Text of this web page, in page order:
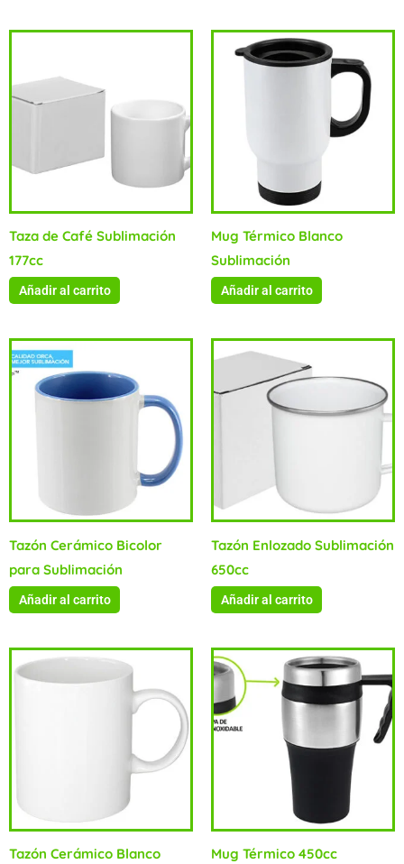
Taza de Café Sublimación
177cc
Añadir al carrito
Mug Térmico Blanco
Sublimación
Añadir al carrito
Tazón Cerámico Bicolor
para Sublimación
Añadir al carrito
Tazón Enlozado Sublimación
650cc
Añadir al carrito
Tazón Cerámico Blanco Mug Térmico 450cc